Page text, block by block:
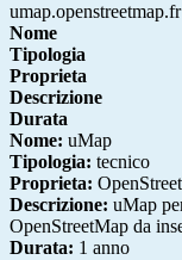
umap.openstreetmap.fr
Nome
Tipologia
Proprieta
Descrizione
Durata
Nome: uMap
Tipologia: tecnico
Proprieta:
Descrizione: uMap
OpenStreetMap da
Durata: 1 anno